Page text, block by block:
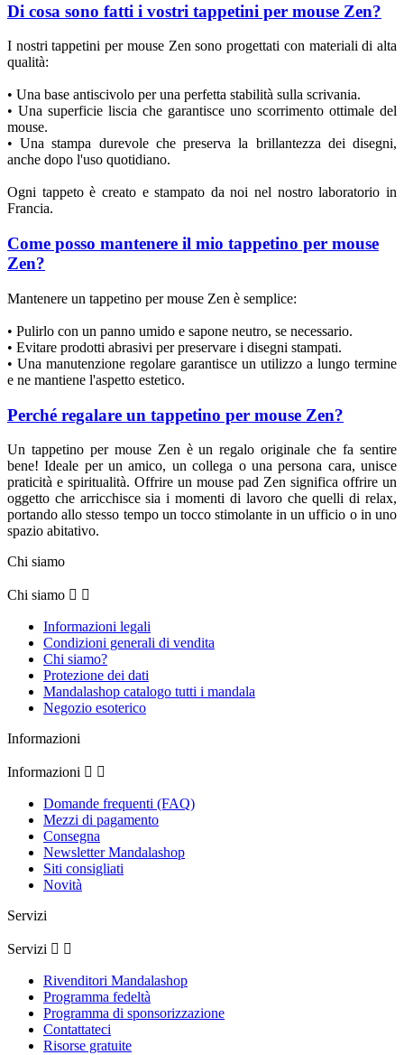
Di cosa sono fatti i vostri tappetini per mouse Zen?
I nostri tappetini per mouse Zen sono progettati con materiali di alta
qualità:
• Una base antiscivolo per una perfetta stabilità sulla scrivania.
• Una superficie liscia che garantisce uno scorrimento ottimale del
mouse.
• Una stampa durevole che preserva la brillantezza dei disegni,
anche dopo l'uso quotidiano.
Ogni tappeto è creato e stampato da noi nel nostro laboratorio in
Francia.
Come posso mantenere il mio tappetino per mouse
Zen?
Mantenere un tappetino per mouse Zen è semplice:
• Pulirlo con un panno umido e sapone neutro, se necessario.
• Evitare prodotti abrasivi per preservare i disegni stampati.
• Una manutenzione regolare garantisce un utilizzo a lungo termine
e ne mantiene l'aspetto estetico.
Perché regalare un tappetino per mouse Zen?
Un tappetino per mouse Zen è un regalo originale che fa sentire
bene! Ideale per un amico, un collega o una persona cara, unisce
praticità e spiritualità. Offrire un mouse pad Zen significa offrire un
oggetto che arricchisce sia i momenti di lavoro che quelli di relax,
portando allo stesso tempo un tocco stimolante in un ufficio o in uno
spazio abitativo.
Chi siamo
Chi siamo  
Informazioni legali
Condizioni generali di vendita
Chi siamo?
Protezione dei dati
Mandalashop catalogo tutti i mandala
Negozio esoterico
Informazioni
Informazioni  
Domande frequenti (FAQ)
Mezzi di pagamento
Consegna
Newsletter Mandalashop
Siti consigliati
Novità
Servizi
Servizi  
Rivenditori Mandalashop
Programma fedeltà
Programma di sponsorizzazione
Contattateci
Risorse gratuite